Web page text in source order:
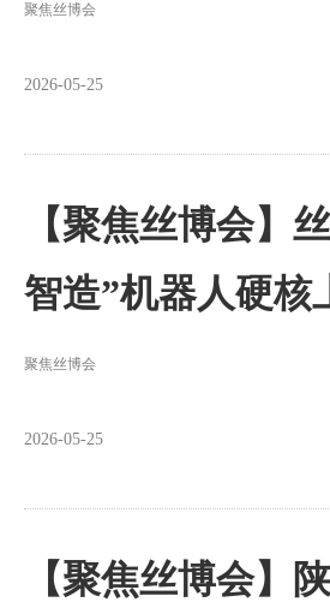
聚焦丝博会
2026-05-25
【聚焦丝博会】
智造”机器人硬核
聚焦丝博会
2026-05-25
【聚焦丝博会】